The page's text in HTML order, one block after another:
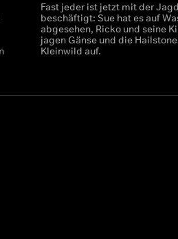
Fast jeder ist jetzt mit der Jagd
beschäftigt: Sue hat es auf
abgesehen, Ricko und seine
jagen Gänse und die
Kleinwild auf.